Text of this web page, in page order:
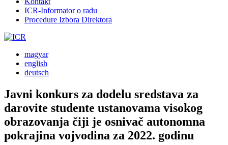
ICR-Informator o radu
Procedure Izbora Direktora
magyar
english
deutsch
Javni konkurs za dodelu sredstava za
darovite studente ustanovama visokog
obrazovanja čiji je osnivač autonomna
pokrajina vojvodina za 2022. godinu